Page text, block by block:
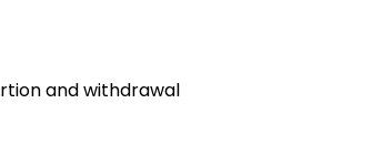
and withdrawal